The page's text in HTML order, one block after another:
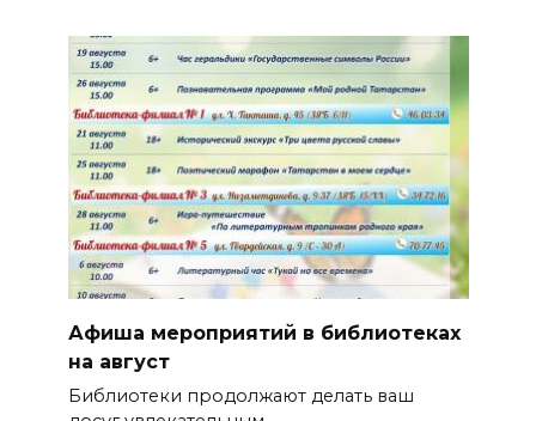
Афиша мероприятий в библиотеках
на август
Библиотеки продолжают делать ваш